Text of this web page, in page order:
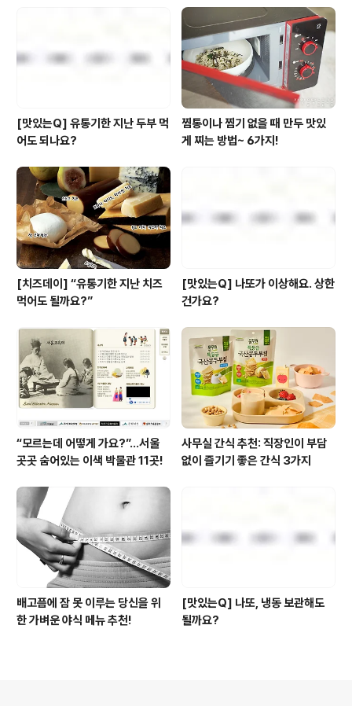
↙↘↘↘↘↘한분한분 너무도 소중한 포스트를 작성해주
셨지만 그중에서도 특히 풀반장의 마음을 사로잡은 풀로거
14기 왕중왕과 우수리뷰어를 소개합니다! 과연 어떤 분이
영광의 타이틀을 차지하셨을지..
[맛있는Q] 유통기한 지난 두부 먹
어도 되나요?
찜통이나 찜기 없을 때 만두 맛있
게 찌는 방법~ 6가지!
[치즈데이] “유통기한 지난 치즈
먹어도 될까요?”
[맛있는Q] 나또가 이상해요. 상한
건가요?
“모르는데 어떻게 가요?”...서울
곳곳 숨어있는 이색 박물관 11곳!
사무실 간식 추천: 직장인이 부담
없이 즐기기 좋은 간식 3가지
배고픔에 잠 못 이루는 당신을 위
한 가벼운 야식 메뉴 추천!
[맛있는Q] 나또, 냉동 보관해도
될까요?